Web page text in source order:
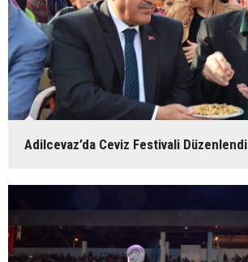
Adilcevaz’da Ceviz Festivali Düzenlendi